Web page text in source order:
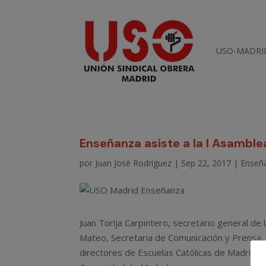
USO-
Enseñanza asiste a la I
por Juan José Rodríguez | Sep 22, 2017 |
Juan Torija Carpintero, secretario general
Mateo, Secretaria de Comunicación y
directores de Escuelas Católicas de Madrid,